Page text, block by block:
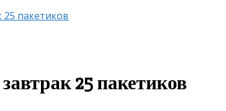
пакетиков
25 пакетиков